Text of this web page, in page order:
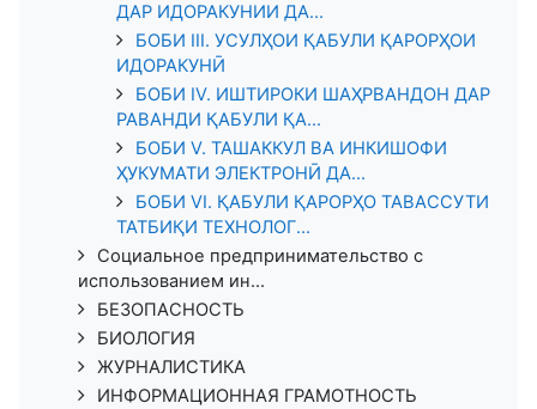
ДАР ИДОРАКУНИИ ДА...
БОБИ III. УСУЛҲОИ ҚАБУЛИ ҚАРОРҲОИ
ИДОРАКУНӢ
БОБИ IV. ИШТИРОКИ ШАҲРВАНДОН ДАР
РАВАНДИ ҚАБУЛИ ҚА...
БОБИ V. ТАШАККУЛ ВА ИНКИШОФИ
ҲУКУМАТИ ЭЛЕКТРОНӢ ДА...
БОБИ VI. ҚАБУЛИ ҚАРОРҲО ТАВАССУТИ
ТАТБИҚИ ТЕХНОЛОГ...
Социальное предпринимательство с
использованием ин...
БЕЗОПАСНОСТЬ
БИОЛОГИЯ
ЖУРНАЛИСТИКА
ИНФОРМАЦИОННАЯ ГРАМОТНОСТЬ